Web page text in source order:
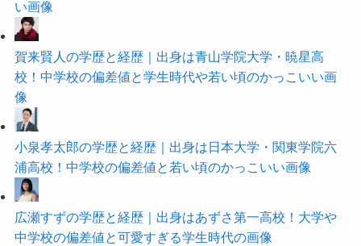
い画像
賀来賢人の学歴と経歴｜出身は青山学院大学・暁星高
校！中学校の偏差値と学生時代や若い頃のかっこいい画
像
小泉孝太郎の学歴と経歴｜出身は日本大学・関東学院六
浦高校！中学校の偏差値と若い頃のかっこいい画像
広瀬すずの学歴と経歴｜出身はあずさ第一高校！大学や
中学校の偏差値と可愛すぎる学生時代の画像